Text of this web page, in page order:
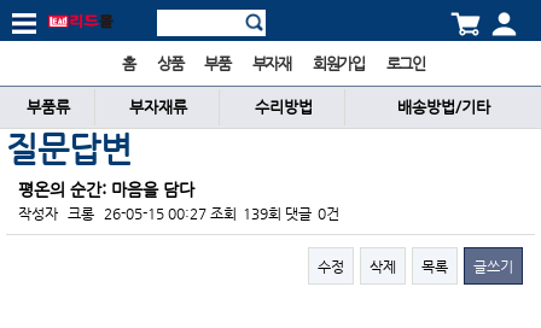
홈 상품 부품 부자재 회원가입 로그인
부품류 부자재류 수리방법 배송방법/기타
질문답변
평온의 순간: 마음을 담다
작성자 크롱 26-05-15 00:27 조회 139회 댓글 0건
수정 삭제 목록 글쓰기